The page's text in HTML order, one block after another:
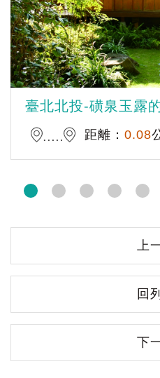
臺北北投-磺泉玉露
距離： 0.08
上
回
下